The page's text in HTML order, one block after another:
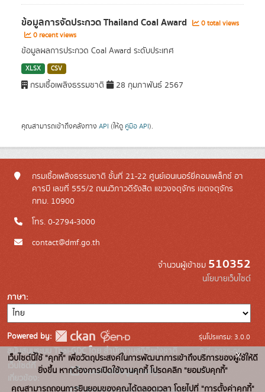
ข้อมูลการจัดประกวด Thailand Coal Award
0 total views
0 recent views
ข้อมูลผลการประกวด Coal Award ระดับประเทศ
XLSX CSV
กรมเชื้อเพลิงธรรมชาติ 28 กุมภาพันธ์ 2567
คุณสามารถเข้าถึงคลังทาง API (ให้ดู คู่มือ API).
กรมเชื้อเพลิงธรรมชาติ ชั้นที่ 21-22 ศูนย์เอนเนอร์ยี่คอมเพล็กซ์ อา
คารบี เลขที่ 555/2 ถนนวิภาวดีรังสิต แขวงจตุจักร เขตจตุจักร
กทม. 10900
โทร. 0-2794-3000
contact@dmf.go.th
จำนวนผู้เข้าชม 510352
นโยบายเว็บไซต์
ภาษา
Powered by:
สนับสนุนระบบ Thai-GDC โดย สำนักงานสถิติแห่งชาติ
ระบบบัญชีข้อมูลภาครัฐ
รุ่นโปรแกรม: 3.0.0
วันที่: 2025-06-
10
เว็บไซต์นี้ใช้ "คุกกี้" เพื่อวัตถุประสงค์ในการพัฒนาการเข้าถึงบริการของผู้ใช้ให้ดี
ยิ่งขึ้น หากต้องการเปิดใช้งานคุกกี้ โปรดคลิก "ยอมรับคุกกี้"
คุณสามารถถอนการยินยอมของคุณได้ตลอดเวลา โดยไปที่ "การตั้งค่าคุกกี้"
x